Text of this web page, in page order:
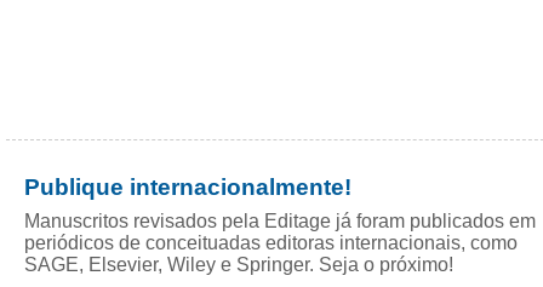
Publique internacionalmente!
Manuscritos revisados pela Editage já foram publicados em
periódicos de conceituadas editoras internacionais, como
SAGE, Elsevier, Wiley e Springer. Seja o próximo!